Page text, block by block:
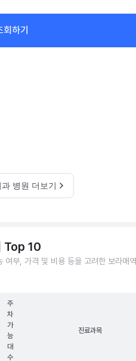
하기
병원 더보기
Top 10
부, 가격 및 비용 등을 고려한 보라매
주
차
가
능
대
수
진료과목